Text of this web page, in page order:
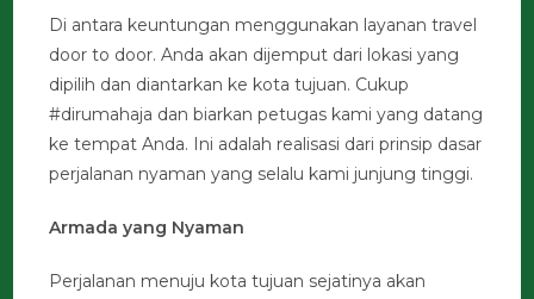
Di antara keuntungan menggunakan layanan travel
door to door. Anda akan dijemput dari lokasi yang
dipilih dan diantarkan ke kota tujuan. Cukup
#dirumahaja dan biarkan petugas kami yang datang
ke tempat Anda. Ini adalah realisasi dari prinsip dasar
perjalanan nyaman yang selalu kami junjung tinggi.
Armada yang Nyaman
Perjalanan menuju kota tujuan sejatinya akan